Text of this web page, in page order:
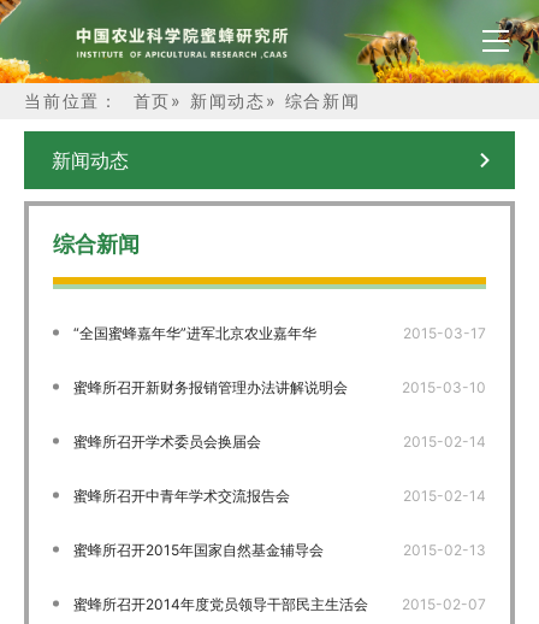
当前位置： 首页» 新闻动态» 综合新闻
新闻动态
综合新闻
2015-03-17
“全国蜜蜂嘉年华”进军北京农业嘉年华
2015-03-10
蜜蜂所召开新财务报销管理办法讲解说明会
2015-02-14
蜜蜂所召开学术委员会换届会
2015-02-14
蜜蜂所召开中青年学术交流报告会
2015-02-13
蜜蜂所召开2015年国家自然基金辅导会
2015-02-07
蜜蜂所召开2014年度党员领导干部民主生活会